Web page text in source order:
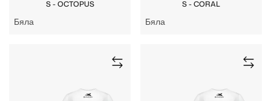
S - OCTOPUS
Бяла
S - CORAL
Бяла